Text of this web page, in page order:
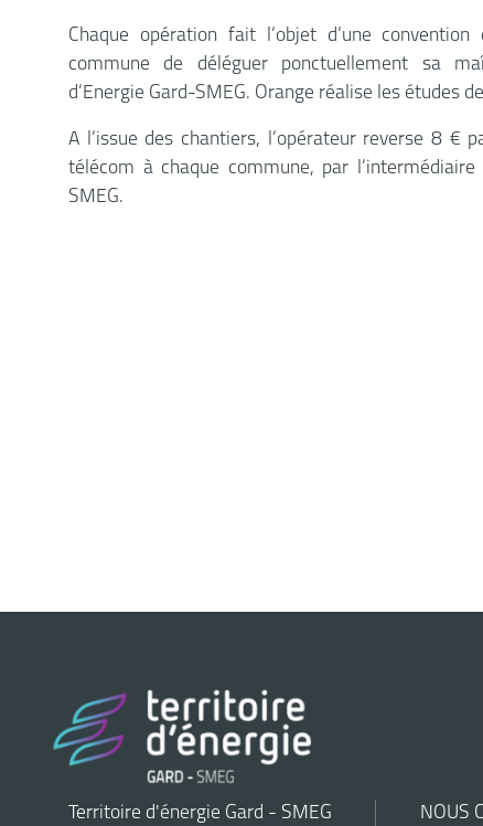
Chaque opération fait l’objet d’une
commune de déléguer ponctuellement sa
d’Energie Gard-SMEG. Orange réalise les études
A l’issue des chantiers, l’opérateur reverse 8 €
télécom à chaque commune, par l’intermédiaire
SMEG.
Territoire d'énergie Gard - SMEG NOUS